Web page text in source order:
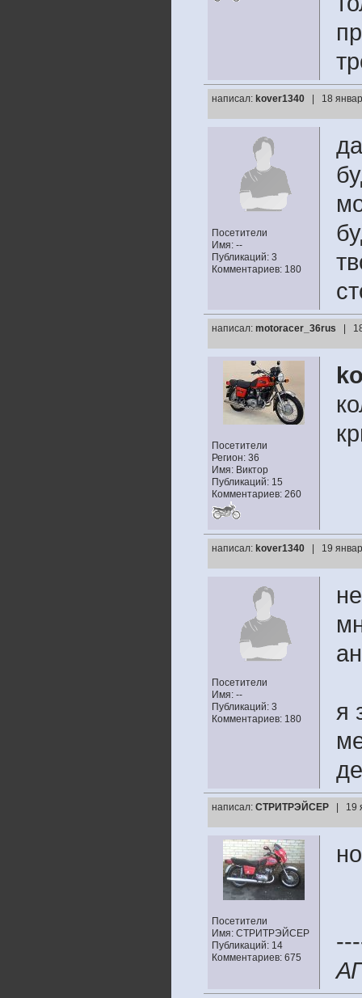
написал: kover1340 | 18
Посетители
Имя: --
Публикаций: 3
Комментариев: 180
написал: motoracer_36rus |
Посетители
Регион: 36
Имя: Виктор
Публикаций: 15
Комментариев: 260
написал: kover1340 | 19
Посетители
Имя: --
Публикаций: 3
Комментариев: 180
я
написал: СТРИТРЭЙСЕР | 19
Посетители
Имя: СТРИТРЭЙСЕР
Публикаций: 14
Комментариев: 675